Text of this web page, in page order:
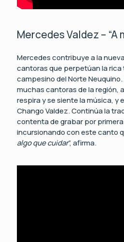
Mercedes Valdez – “A
Mercedes contribuye a la
cantoras que perpetúan la
campesino del Norte
muchas cantoras de la región,
respira y se siente la música, y
Chango Valdez. Continúa la
contenta de grabar por
incursionando con este canto
algo que cuidar”, afirma.